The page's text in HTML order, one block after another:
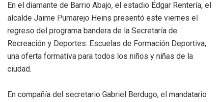
En el diamante de Barrio Abajo, el estadio Édgar Rentería, el
alcalde Jaime Pumarejo Heins presentó este viernes el
regreso del programa bandera de la Secretaría de
Recreación y Deportes: Escuelas de Formación Deportiva,
una oferta formativa para todos los niños y niñas de la
ciudad.
En compañía del secretario Gabriel Berdugo, el mandatario